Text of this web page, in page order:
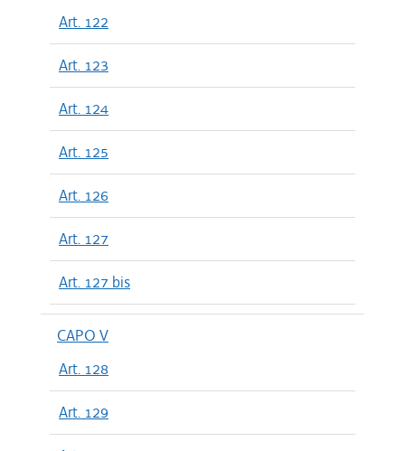
Art. 122
Art. 123
Art. 124
Art. 125
Art. 126
Art. 127
Art. 127 bis
CAPO V
Art. 128
Art. 129